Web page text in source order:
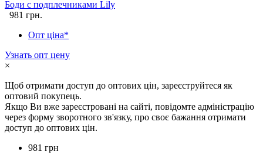
Боди с подплечниками Lily
981 грн.
Опт ціна*
Узнать опт цену
×
Щоб отримати доступ до оптових цін, зареєструйтеся як
оптовий покупець.
Якщо Ви вже зареєстровані на сайті, повідомте адміністрацію
через форму зворотного зв'язку, про своє бажання отримати
доступ до оптових цін.
981 грн